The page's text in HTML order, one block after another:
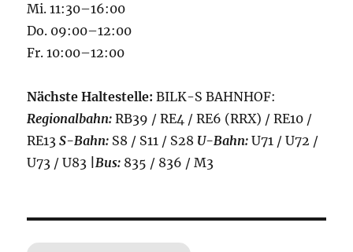
Mi. 11:30–16:00
Do. 09:00–12:00
Fr. 10:00–12:00
Nächste Haltestelle: BILK-S BAHNHOF:
Regionalbahn: RB39 / RE4 / RE6 (RRX) / RE10 /
RE13S-Bahn: S8 / S11 / S28 U-Bahn: U71 / U72 /
U73 / U83 |Bus: 835 / 836 / M3